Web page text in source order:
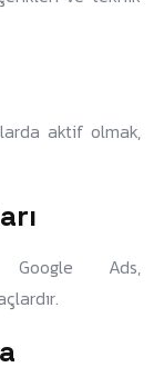
aktif olmak,
Ads,